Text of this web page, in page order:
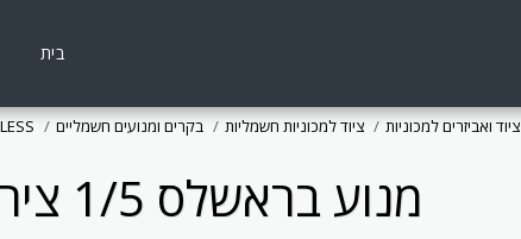
בית
ציוד ואביזרים למכוניות ציוד למכוניות חשמליות בקרים ומנועים חשמליים
מנוע בראשלס 1/5 ציר 8 מ"מ 800KV